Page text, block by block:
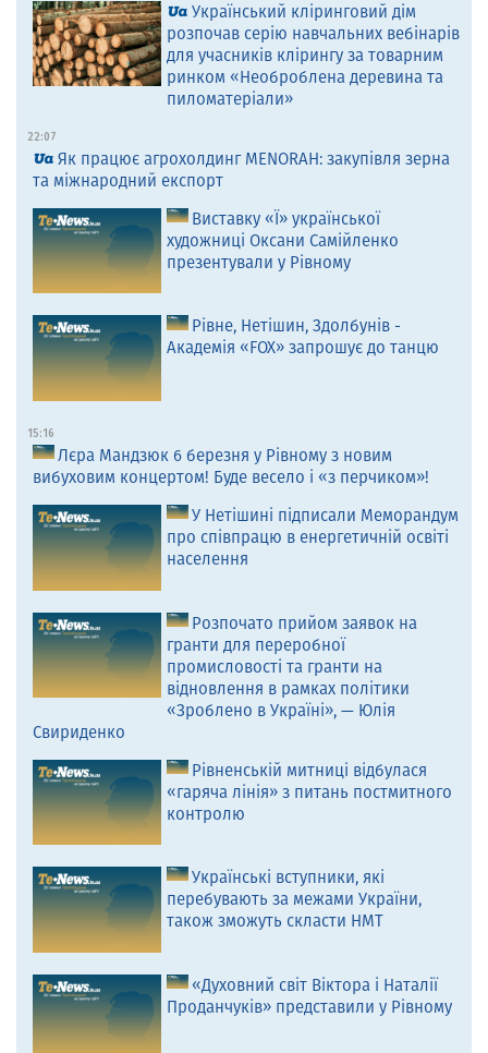
Український кліринговий дім
розпочав серію навчальних вебінарів
для учасників клірингу за товарним
ринком «Необроблена деревина та
пиломатеріали»
22:07
Як працює агрохолдинг MENORAH: закупівля зерна
та міжнародний експорт
Виставку «Ї» української
художниці Оксани Самійленко
презентували у Рівному
Рівне, Нетішин, Здолбунів -
Академія «FOX» запрошує до танцю
15:16
Лєра Мандзюк 6 березня у Рівному з новим
вибуховим концертом! Буде весело і «з перчиком»!
У Нетішині підписали Меморандум
про співпрацю в енергетичній освіті
населення
Розпочато прийом заявок на
гранти для переробної
промисловості та гранти на
відновлення в рамках політики
«Зроблено в Україні», — Юлія
Свириденко
Рівненській митниці відбулася
«гаряча лінія» з питань постмитного
контролю
Українські вступники, які
перебувають за межами України,
також зможуть скласти НМТ
«Духовний світ Віктора і Наталії
Проданчуків» представили у Рівному